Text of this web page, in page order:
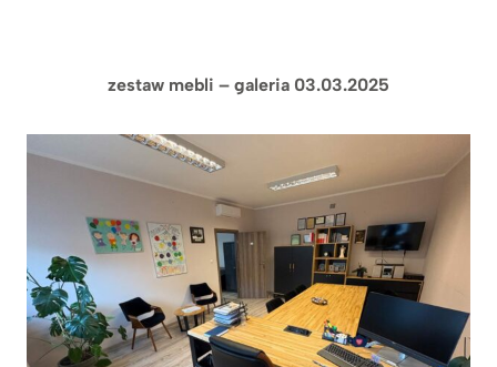
zestaw mebli – galeria 03.03.2025